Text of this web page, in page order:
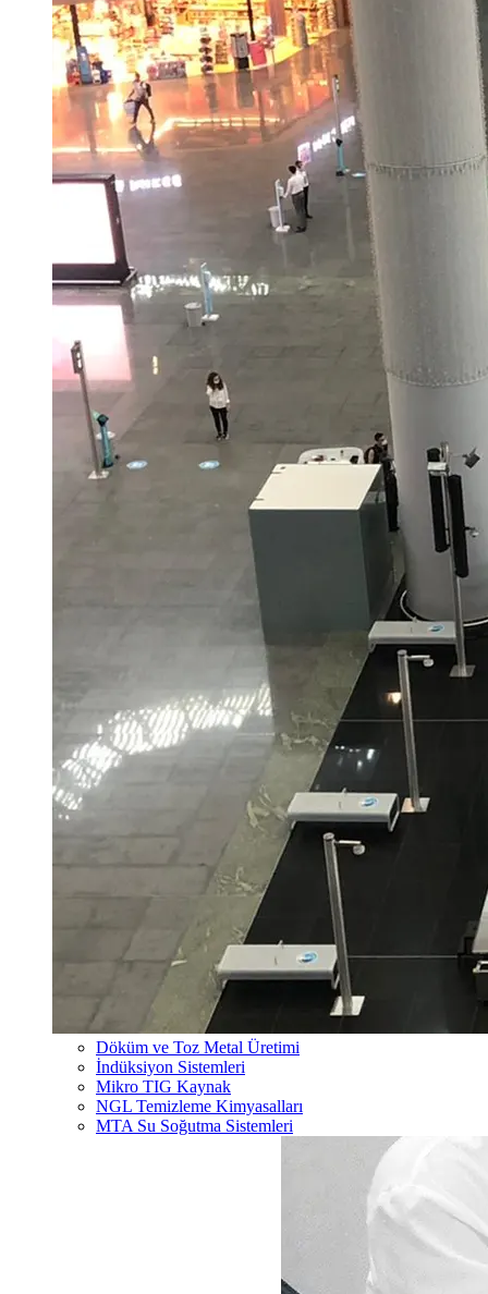
Döküm ve Toz Metal Üretimi
İndüksiyon Sistemleri
Mikro TIG Kaynak
NGL Temizleme Kimyasalları
MTA Su Soğutma Sistemleri